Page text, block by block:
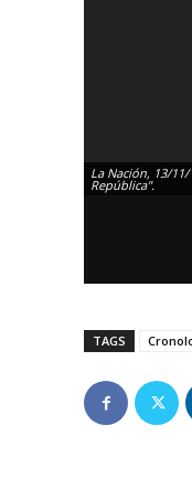
La Nación, 13/
República".
TAGS